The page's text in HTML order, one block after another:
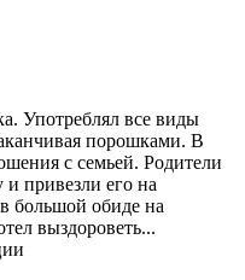
Употреблял все виды
порошками. В
с семьей. Родители
привезли его на
большой обиде на
выздороветь...